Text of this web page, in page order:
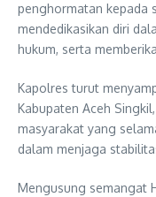
penghormatan kepada
mendedikasikan diri
hukum, serta
Kapolres turut
Kabupaten Aceh
masyarakat yang
dalam menjaga
Mengusung semangat